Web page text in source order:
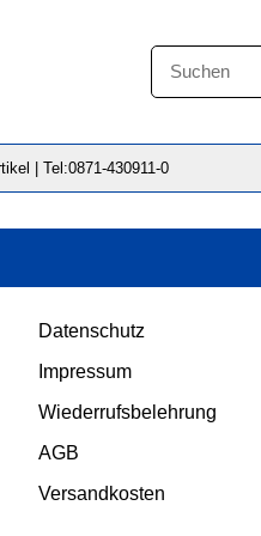
| Tel:0871-430911-0
Datenschutz
Impressum
Wiederrufsbelehrung
AGB
Versandkosten